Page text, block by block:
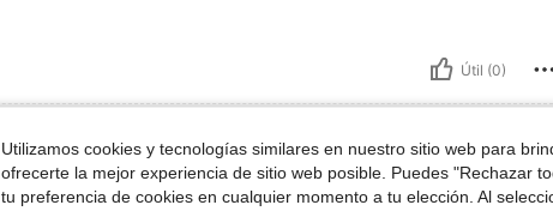
Útil (0)
Utilizamos cookies y tecnologías similares en nuestro sitio web para
ofrecerte la mejor experiencia de sitio web posible. Puedes "Rechazar
tu preferencia de cookies en cualquier momento a tu elección. Al